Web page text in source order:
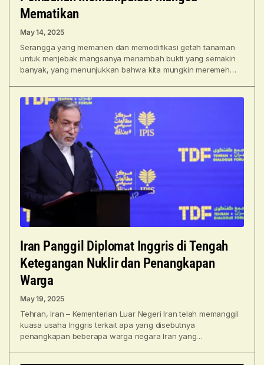
Mematikan
May 14, 2025
Serangga yang memanen dan memodifikasi getah tanaman
untuk menjebak mangsanya menambah bukti yang semakin
banyak, yang menunjukkan bahwa kita mungkin meremehkan
Iran Panggil Diplomat Inggris di Tengah
Ketegangan Nuklir dan Penangkapan
Warga
May 19, 2025
Tehran, Iran – Kementerian Luar Negeri Iran telah memanggil
kuasa usaha Inggris terkait apa yang disebutnya
penangkapan beberapa warga negara Iran yang